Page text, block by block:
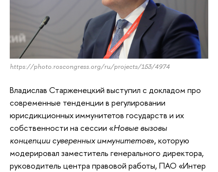
https://photo.roscongress.org/ru/projects/153/4974
Владислав Старженецкий выступил с докладом про
современные тенденции в регулировании
юрисдикционных иммунитетов государств и их
собственности на сессии «Новые вызовы
концепции суверенных иммунитетов», которую
модерировал заместитель генерального директора,
руководитель центра правовой работы, ПАО «Интер